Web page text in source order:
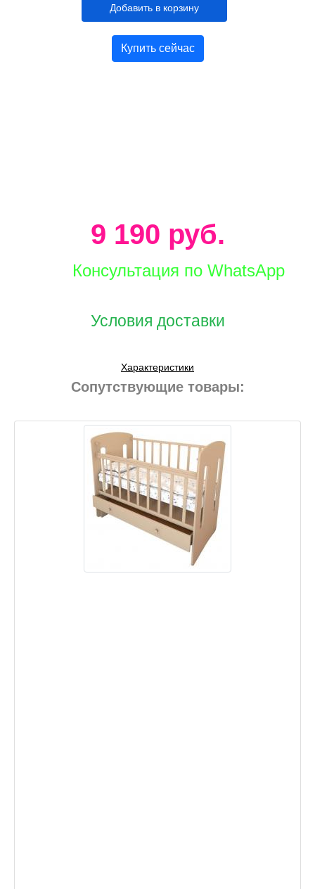
Купить сейчас
9 190 руб.
Консультация по WhatsApp
Условия доставки
Характеристики
Сопутствующие товары: